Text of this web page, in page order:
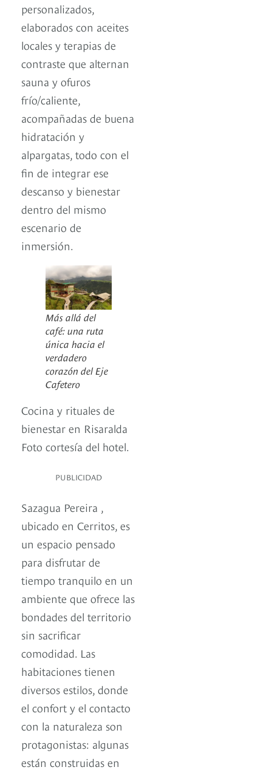
personalizados,
elaborados con aceites
locales y terapias de
contraste que alternan
sauna y ofuros
frío/caliente,
acompañadas de buena
hidratación y
alpargatas, todo con el
fin de integrar ese
descanso y bienestar
dentro del mismo
escenario de
inmersión.
Más allá del
café: una ruta
única hacia el
verdadero
corazón del Eje
Cafetero
Cocina y rituales de
bienestar en Risaralda
Foto cortesía del hotel.
PUBLICIDAD
Sazagua Pereira ,
ubicado en Cerritos, es
un espacio pensado
para disfrutar de
tiempo tranquilo en un
ambiente que ofrece las
bondades del territorio
sin sacrificar
comodidad. Las
habitaciones tienen
diversos estilos, donde
el confort y el contacto
con la naturaleza son
protagonistas: algunas
están construidas en